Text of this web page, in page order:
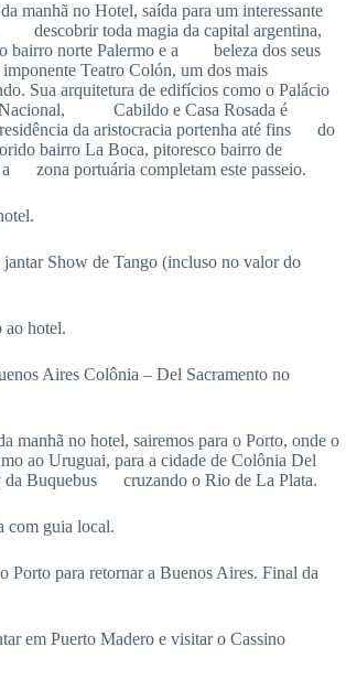
manhã no Hotel, saída para um interessante
descobrir toda magia da capital argentina,
bairro norte Palermo e a beleza dos seus
Teatro Colón, um dos mais
Sua arquitetura de edifícios como o Palácio
Nacional, Cabildo e Casa Rosada é
da aristocracia portenha até fins do
bairro La Boca, pitoresco bairro de
a zona portuária completam este passeio.
jantar Show de Tango (incluso no valor do
ao hotel.
Aires Colônia – Del Sacramento no
manhã no hotel, sairemos para o Porto, onde o
ao Uruguai, para a cidade de Colônia Del
da Buquebus cruzando o Rio de La Plata.
com guia local.
Porto para retornar a Buenos Aires. Final da
em Puerto Madero e visitar o Cassino